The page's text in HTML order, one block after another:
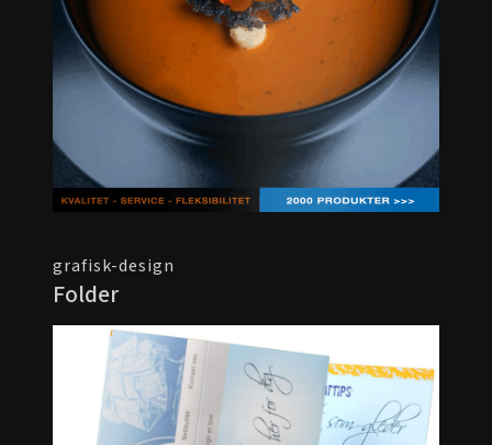
grafisk-design
Folder